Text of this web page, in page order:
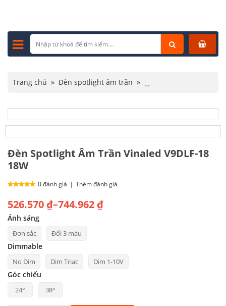
Trang chủ » Đèn spotlight âm trần »
Đèn Spotlight Âm Trần Vinaled V9DLF-18 18W
Đèn Spotlight Âm Trần Vinaled V9DLF-18
18W
0 đánh giá | Thêm đánh giá
526.570 ₫–744.962 ₫
Khoảng
giá:
từ
526.570 ₫
đến
744.962 ₫
Ánh sáng
Đơn sắc Đổi 3 màu
Dimmable
No Dim Dim Triac Dim 1-10V
Góc chiếu
24° 38°